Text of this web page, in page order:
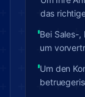
das
Bei Sales-
um
Um den